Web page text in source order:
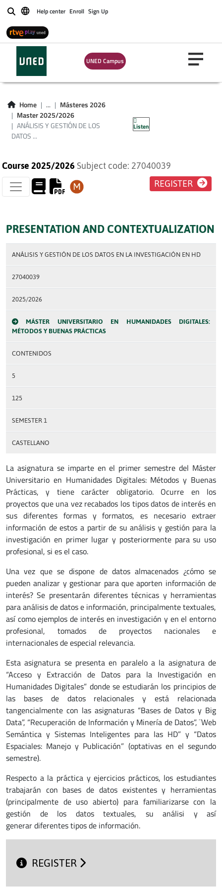
BuscarHelp center Enroll Sign Up
UNED Campus
Home ...
Másteres 2026
Master 2025/2026
ANÁLISIS Y GESTIÓN DE LOS
DATOS ...
Listen
ANÁLISIS Y
GESTIÓN DE LOS
DATOS EN LA
INVESTIGACIÓN EN
HD
Course 2025/2026 Subject code: 27040039
REGISTER
PRESENTATION AND CONTEXTUALIZATION
ANÁLISIS Y GESTIÓN DE LOS DATOS EN LA INVESTIGACIÓN EN HD
27040039
2025/2026
MÁSTER UNIVERSITARIO EN HUMANIDADES DIGITALES:
MÉTODOS Y BUENAS PRÁCTICAS
CONTENIDOS
5
125
SEMESTER 1
CASTELLANO
La asignatura se imparte en el primer semestre del Máster
Universitario en Humanidades Digitales: Métodos y Buenas
Prácticas, y tiene carácter obligatorio. Ocurre en los
proyectos que una vez recabados los tipos datos de interés en
sus diferentes formas y formatos, es necesario extraer
información de estos a partir de su análisis y gestión para la
investigación en primer lugar y posteriormente para su uso
profesional, si es el caso.
Una vez que se dispone de datos almacenados ¿cómo se
pueden analizar y gestionar para que aporten información de
interés? Se presentarán diferentes técnicas y herramientas
para análisis de datos e información, principalmente textuales,
así como ejemplos de interés en investigación y en el entorno
profesional, tomados de proyectos nacionales e
internacionales de especial relevancia.
Esta asignatura se presenta en paralelo a la asignatura de
“Acceso y Extracción de Datos para la Investigación en
Humanidades Digitales” donde se estudiarán los principios de
las bases de datos relacionales y está relacionada
tangencialmente con las asignaturas “Bases de Datos y Big
Data”, “Recuperación de Información y Minería de Datos”, ¨Web
Semántica y Sistemas Inteligentes para las HD” y “Datos
Espaciales: Manejo y Publicación” (optativas en el segundo
semestre).
Respecto a la práctica y ejercicios prácticos, los estudiantes
trabajarán con bases de datos existentes y herramientas
(principalmente de uso abierto) para familiarizarse con la
gestión de los datos textuales, su análisi y así
generar diferentes tipos de información.
REGISTER